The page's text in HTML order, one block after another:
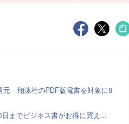
元 翔泳社のPDF版電書を対象に8
までビジネス書がお得に買え...